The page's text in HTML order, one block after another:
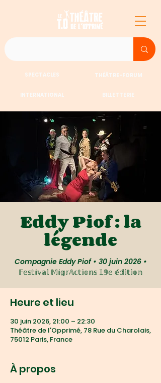
SPECTACLES THÉÂTRE-FORUM
INTERNATIONAL BILLETTERIE
Eddy Piof : la
légende
Compagnie Eddy Piof • 30 juin 2026 •
𝔽𝕖𝕤𝕥𝕚𝕧𝕒𝕝 𝕄𝕚𝕘𝕣𝔸𝕔𝕥𝕚𝕠𝕟𝕤 𝟙𝟡𝕖 𝕖́𝕕𝕚𝕥𝕚𝕠𝕟
Heure et lieu
30 juin 2026, 21:00 – 22:30
Théâtre de l'Opprimé, 78 Rue du Charolais,
75012 Paris, France
À propos